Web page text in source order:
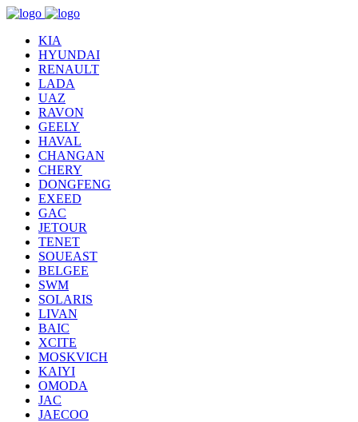
KIA
HYUNDAI
RENAULT
LADA
UAZ
RAVON
GEELY
HAVAL
CHANGAN
CHERY
DONGFENG
EXEED
GAC
JETOUR
TENET
SOUEAST
BELGEE
SWM
SOLARIS
LIVAN
BAIC
XCITE
MOSKVICH
KAIYI
OMODA
JAC
JAECOO